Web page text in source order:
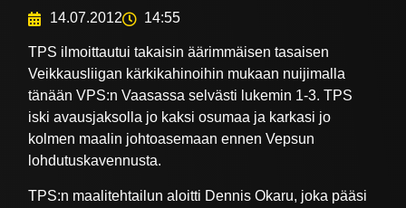
14.07.2012 14:55
TPS ilmoittautui takaisin äärimmäisen tasaisen
Veikkausliigan kärkikahinoihin mukaan nuijimalla
tänään VPS:n Vaasassa selvästi lukemin 1-3. TPS
iski avausjaksolla jo kaksi osumaa ja karkasi jo
kolmen maalin johtoasemaan ennen Vepsun
lohdutuskavennusta.
TPS:n maalitehtailun aloitti Dennis Okaru, joka pääsi